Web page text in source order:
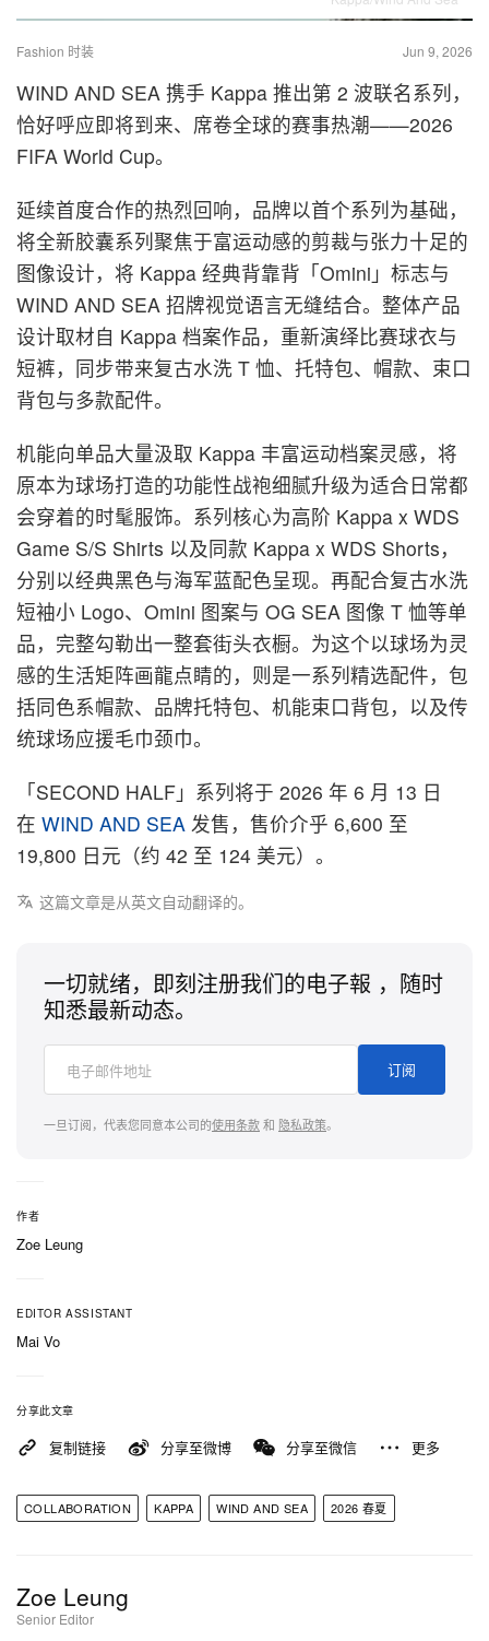
Fashion 时装 Jun 9, 2026
WIND AND SEA 携手 Kappa 推出第 2 波联名系列，
恰好呼应即将到来、席卷全球的赛事热潮——2026
FIFA World Cup。
延续首度合作的热烈回响，品牌以首个系列为基础，
将全新胶囊系列聚焦于富运动感的剪裁与张力十足的
图像设计，将 Kappa 经典背靠背「Omini」标志与
WIND AND SEA 招牌视觉语言无缝结合。整体产品
设计取材自 Kappa 档案作品，重新演绎比赛球衣与
短裤，同步带来复古水洗 T 恤、托特包、帽款、束口
背包与多款配件。
机能向单品大量汲取 Kappa 丰富运动档案灵感，将
原本为球场打造的功能性战袍细腻升级为适合日常都
会穿着的时髦服饰。系列核心为高阶 Kappa x WDS
Game S/S Shirts 以及同款 Kappa x WDS Shorts，
分别以经典黑色与海军蓝配色呈现。再配合复古水洗
短袖小 Logo、Omini 图案与 OG SEA 图像 T 恤等单
品，完整勾勒出一整套街头衣橱。为这个以球场为灵
感的生活矩阵画龍点睛的，则是一系列精选配件，包
括同色系帽款、品牌托特包、机能束口背包，以及传
统球场应援毛巾颈巾。
「SECOND HALF」系列将于 2026 年 6 月 13 日
在 WIND AND SEA 发售，售价介乎 6,600 至
19,800 日元（约 42 至 124 美元）。
这篇文章是从英文自动翻译的。
一切就绪，即刻注册我们的电子報 ，随时
知悉最新动态。
订阅
一旦订阅，代表您同意本公司的使用条款和 隐私政策。
作者
Zoe Leung
EDITOR ASSISTANT
Mai Vo
分享此文章
复制链接 分享至微博 分享至微信 更多
COLLABORATION KAPPA WIND AND SEA 2026 春夏
Zoe Leung
Senior Editor